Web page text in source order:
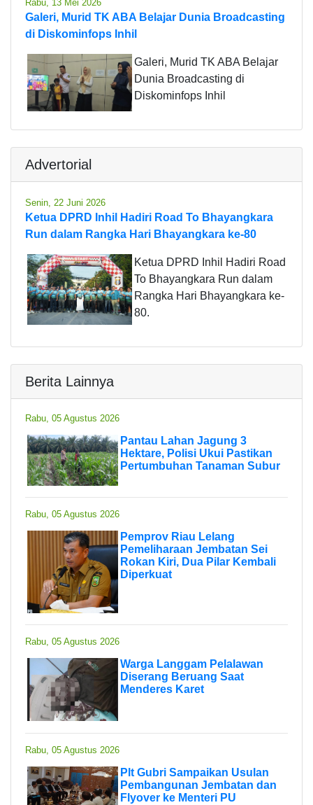
Rabu, 13 Mei 2026
Galeri, Murid TK ABA Belajar Dunia Broadcasting
di Diskominfops Inhil
Galeri, Murid TK ABA Belajar
Dunia Broadcasting di
Diskominfops Inhil
Advertorial
Senin, 22 Juni 2026
Ketua DPRD Inhil Hadiri Road To Bhayangkara
Run dalam Rangka Hari Bhayangkara ke-80
Ketua DPRD Inhil Hadiri Road
To Bhayangkara Run dalam
Rangka Hari Bhayangkara ke-
80.
Berita Lainnya
Rabu, 05 Agustus 2026
Pantau Lahan Jagung 3
Hektare, Polisi Ukui Pastikan
Pertumbuhan Tanaman Subur
Rabu, 05 Agustus 2026
Pemprov Riau Lelang
Pemeliharaan Jembatan Sei
Rokan Kiri, Dua Pilar Kembali
Diperkuat
Rabu, 05 Agustus 2026
Warga Langgam Pelalawan
Diserang Beruang Saat
Menderes Karet
Rabu, 05 Agustus 2026
Plt Gubri Sampaikan Usulan
Pembangunan Jembatan dan
Flyover ke Menteri PU